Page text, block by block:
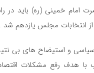
امام خمینی (ره) باید در
انتخابات مجلس یازدهم شد
و استیضاح های بی
با هدف رفع مشکلات